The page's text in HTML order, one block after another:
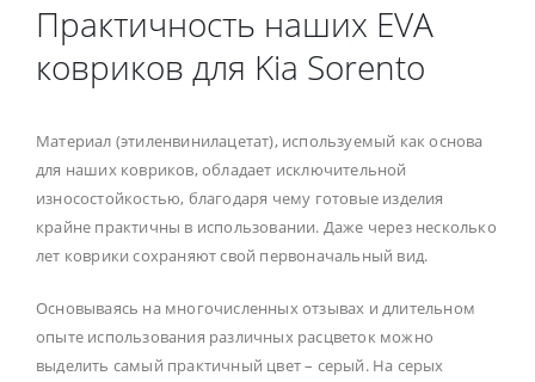
Практичность наших EVA
ковриков для Kia Sorento
Материал (этиленвинилацетат), используемый как основа
для наших ковриков, обладает исключительной
износостойкостью, благодаря чему готовые изделия
крайне практичны в использовании. Даже через несколько
лет коврики сохраняют свой первоначальный вид.
Основываясь на многочисленных отзывах и длительном
опыте использования различных расцветок можно
выделить самый практичный цвет – серый. На серых